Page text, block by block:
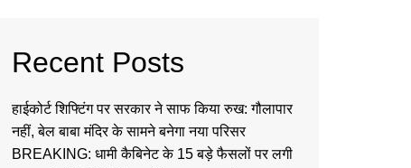
Recent Posts
हाईकोर्ट शिफ्टिंग पर सरकार ने साफ किया रुख: गौलापार
नहीं, बेल बाबा मंदिर के सामने बनेगा नया परिसर
BREAKING: धामी कैबिनेट के 15 बड़े फैसलों पर लगी